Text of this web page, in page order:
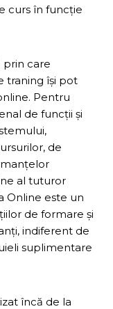
curs în funcţie
prin care
traning îşi pot
Pentru
de funcţii şi
de
al tuturor
Online este un
de formare şi
indiferent de
suplimentare
încă de la